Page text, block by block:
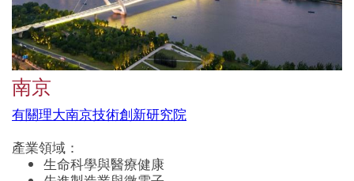
南京
有關理大南京技術創新研究院
產業領域：
生命科學與醫療健康